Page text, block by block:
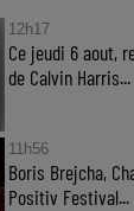
12h17
Ce jeudi 6 aout,
de Calvin Harris...
11h56
Boris Brejcha,
Positiv Festival...